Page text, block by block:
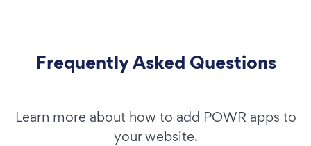
Frequently Asked Questions
Learn more about how to add POWR apps to
your website.